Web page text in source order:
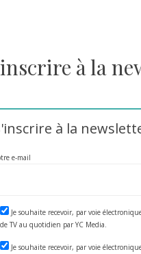
à la
à la
e-mail
Je souhaite recevoir, par voie
de TV au quotidien par YC Media.
Je souhaite recevoir, par voie